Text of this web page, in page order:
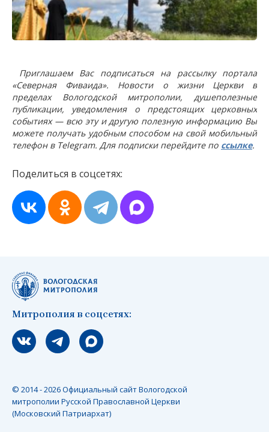
Приглашаем Вас подписаться на рассылку портала
«Северная Фиваида». Новости о жизни Церкви в
пределах Вологодской митрополии, душеполезные
публикации, уведомления о предстоящих церковных
событиях — всю эту и другую полезную информацию Вы
можете получать удобным способом на свой мобильный
телефон в Telegram. Для подписки перейдите по ссылке.
Поделиться в соцсетях:
Митрополия в соцсетях:
Мы вконтакте
Мы в telegram
Мы в Макс
© 2014 - 2026 Официальный сайт Вологодской
митрополии Русской Православной Церкви
(Московский Патриархат)